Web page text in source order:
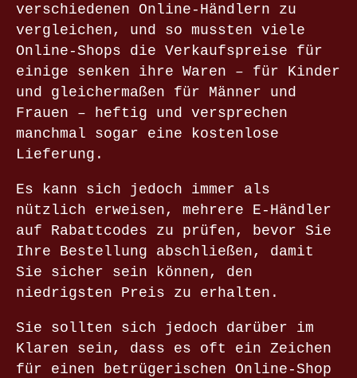
verschiedenen Online-Händlern zu
vergleichen, und so mussten viele
Online-Shops die Verkaufspreise für
einige senken ihre Waren – für Kinder
und gleichermaßen für Männer und
Frauen – heftig und versprechen
manchmal sogar eine kostenlose
Lieferung.
Es kann sich jedoch immer als
nützlich erweisen, mehrere E-Händler
auf Rabattcodes zu prüfen, bevor Sie
Ihre Bestellung abschließen, damit
Sie sicher sein können, den
niedrigsten Preis zu erhalten.
Sie sollten sich jedoch darüber im
Klaren sein, dass es oft ein Zeichen
für einen betrügerischen Online-Shop